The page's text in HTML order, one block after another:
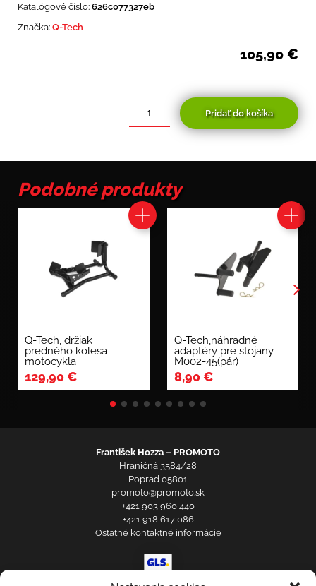
Katalógové číslo: 626c077327eb
Značka: Q-Tech
105,90 €
množstvo
Nájazdova
skladacia-
Pridať do košíka
Podobné produkty
Q-Tech, držiak
predného kolesa
motocykla
129,90€
Q-Tech,náhradné
adaptéry pre stojany
M002-45(pár)
8,90€
František Hozza – PROMOTO
Hraničná 3584/28
Poprad 05801
promoto@promoto.sk
+421 903 960 440
+421 918 617 086
Ostatné kontaktné informácie